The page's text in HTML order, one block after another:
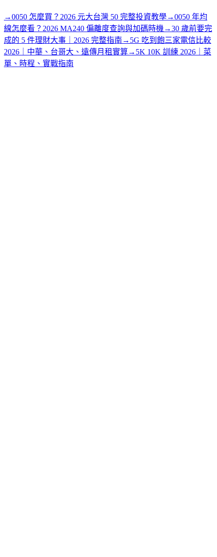
→0050 怎麼買？2026 元大台灣 50 完整投資教學→0050 年均
線怎麼看？2026 MA240 偏離度查詢與加碼時機 →30 歲前要完
成的 5 件理財大事｜2026 完整指南 → 5G 吃到飽三家電信比較
2026｜中華、台哥大、遠傳月租實算→ 5K 10K 訓練 2026｜菜
單、時程、實戰指南